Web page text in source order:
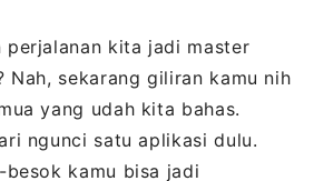
perjalanan kita jadi master
Nah, sekarang giliran kamu nih
yang udah kita bahas.
ngunci satu aplikasi dulu.
besok kamu bisa jadi